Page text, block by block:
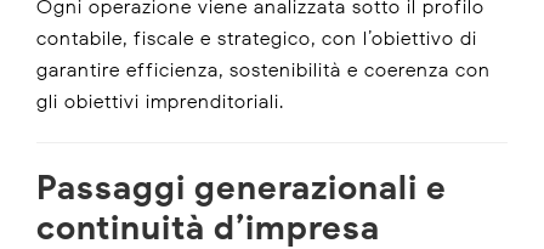
Ogni operazione viene analizzata sotto il profilo
contabile, fiscale e strategico, con l’obiettivo di
garantire efficienza, sostenibilità e coerenza con
gli obiettivi imprenditoriali.
Passaggi generazionali e
continuità d’impresa